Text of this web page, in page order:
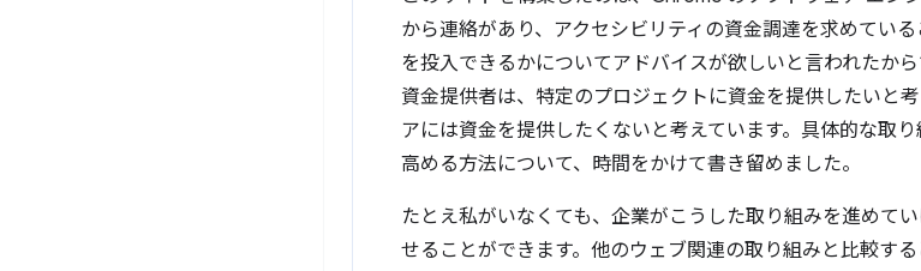
から連絡があり、アクセシビリティの資金調達を求めてい
を投入できるかについてアドバイスが欲しいと言われたか
資金提供者は、特定のプロジェクトに資金を提供したいと
アには資金を提供したくないと考えています。具体的な取
高める方法について、時間をかけて書き留めました。
たとえ私がいなくても、企業がこうした取り組みを進めて
せることができます。他のウェブ関連の取り組みと比較す